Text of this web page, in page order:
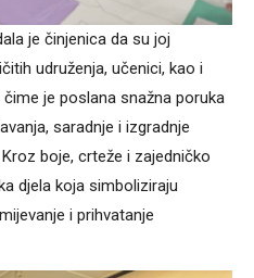
je činjenica da su joj
udruženja, učenici, kao i
je poslana snažna poruka
saradnje i izgradnje
boje, crteže i zajedničko
djela koja simboliziraju
i prihvatanje